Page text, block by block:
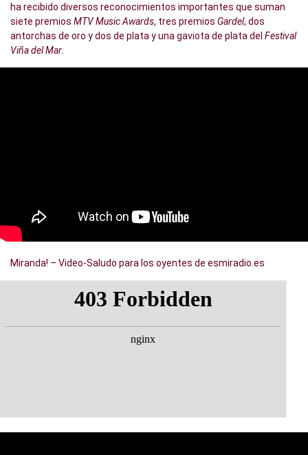
ha recibido diversos reconocimientos importantes que suman
siete premios MTV Music Awards, tres premios Gardel, dos
antorchas de oro y dos de plata y una gaviota de plata del Festival
Viña del Mar
Miranda! – Video-Saludo para los oyentes de esmiradio.es